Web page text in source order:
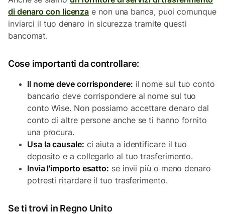
di denaro con licenza e non una banca, puoi comunque
inviarci il tuo denaro in sicurezza tramite questi
bancomat.
Cose importanti da controllare:
Il nome deve corrispondere: il nome sul tuo conto
bancario deve corrispondere al nome sul tuo
conto Wise. Non possiamo accettare denaro dal
conto di altre persone anche se ti hanno fornito
una procura.
Usa la causale: ci aiuta a identificare il tuo
deposito e a collegarlo al tuo trasferimento.
Invia l'importo esatto: se invii più o meno denaro
potresti ritardare il tuo trasferimento.
Se ti trovi in Regno Unito